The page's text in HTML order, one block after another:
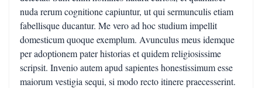
nuda rerum cognitione capiuntur, ut qui sermunculis etiam
fabellisque ducantur. Me vero ad hoc studium impellit
domesticum quoque exemplum. Avunculus meus idemque
per adoptionem pater historias et quidem religiosissime
scripsit. Invenio autem apud sapientes honestissimum esse
maiorum vestigia sequi, si modo recto itinere praecesserint.